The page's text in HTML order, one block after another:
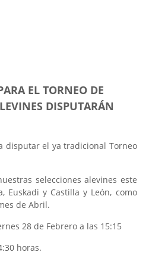
EL TORNEO DE
DISPUTARÁN
disputar el ya tradicional Torneo
selecciones alevines este
Euskadi y Castilla y León, como
de Abril.
28 de Febrero a las 15:15
horas.